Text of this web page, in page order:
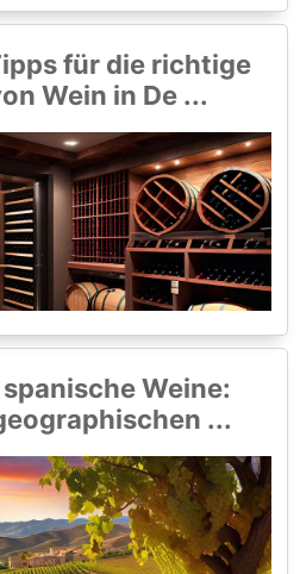
für die richtige
Wein in De ...
Weine:
...